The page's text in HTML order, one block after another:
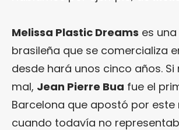
Melissa Plastic Dreams es
brasileña que se comercializa
desde hará unos cinco años.
mal, Jean Pierre Bua fue el
Barcelona que apostó por este
cuando todavía no